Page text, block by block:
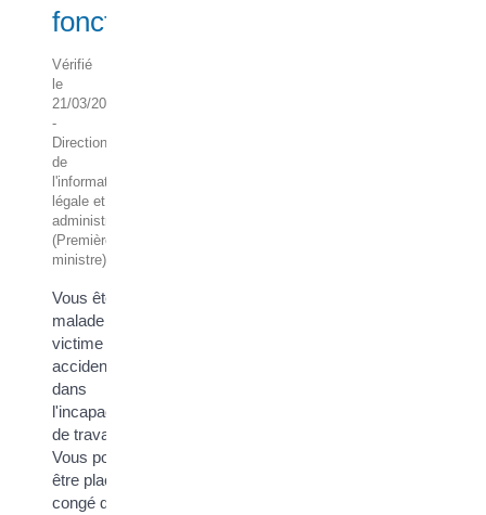
fonctionnaire
Vérifié
le
21/03/2022
-
Direction
de
l'information
légale et
administrative
(Première
ministre)
Vous êtes
malade ou
victime d'un
accident et
dans
l'incapacité
de travailler ?
Vous pouvez
être placé en
congé de